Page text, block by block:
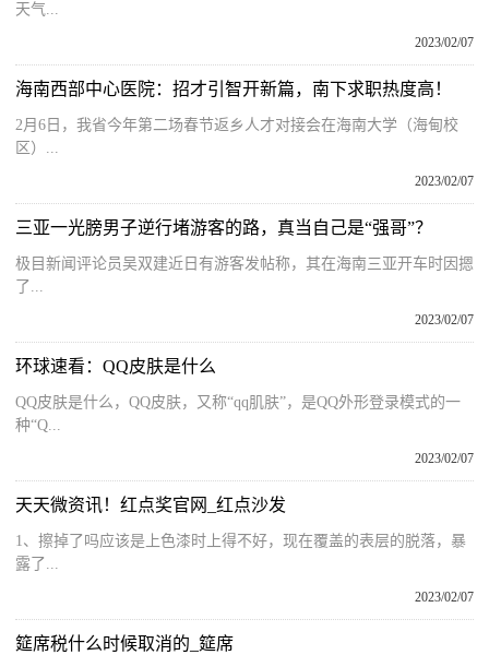
天气...
2023/02/07
海南西部中心医院：招才引智开新篇，南下求职热度高！
2月6日，我省今年第二场春节返乡人才对接会在海南大学（海甸校
区）...
2023/02/07
三亚一光膀男子逆行堵游客的路，真当自己是“强哥”？
极目新闻评论员吴双建近日有游客发帖称，其在海南三亚开车时因摁
了...
2023/02/07
环球速看：QQ皮肤是什么
QQ皮肤是什么，QQ皮肤，又称“qq肌肤”，是QQ外形登录模式的一
种“Q...
2023/02/07
天天微资讯！红点奖官网_红点沙发
1、擦掉了吗应该是上色漆时上得不好，现在覆盖的表层的脱落，暴
露了...
2023/02/07
筵席税什么时候取消的_筵席